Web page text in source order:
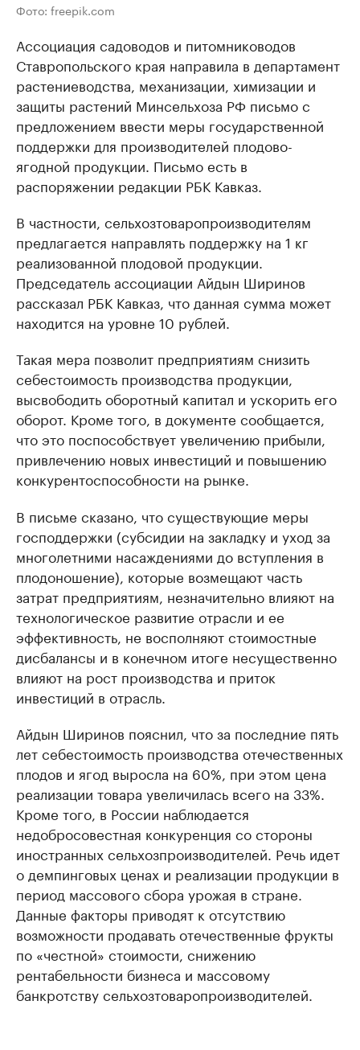
Фото: freepik.com
Ассоциация садоводов и питомниководов
Ставропольского края направила в департамент
растениеводства, механизации, химизации и
защиты растений Минсельхоза РФ письмо с
предложением ввести меры государственной
поддержки для производителей плодово-
ягодной продукции. Письмо есть в
распоряжении редакции РБК Кавказ.
В частности, сельхозтоваропроизводителям
предлагается направлять поддержку на 1 кг
реализованной плодовой продукции.
Председатель ассоциации Айдын Ширинов
рассказал РБК Кавказ, что данная сумма может
находится на уровне 10 рублей.
Такая мера позволит предприятиям снизить
себестоимость производства продукции,
высвободить оборотный капитал и ускорить его
оборот. Кроме того, в документе сообщается,
что это поспособствует увеличению прибыли,
привлечению новых инвестиций и повышению
конкурентоспособности на рынке.
В письме сказано, что существующие меры
господдержки (субсидии на закладку и уход за
многолетними насаждениями до вступления в
плодоношение), которые возмещают часть
затрат предприятиям, незначительно влияют на
технологическое развитие отрасли и ее
эффективность, не восполняют стоимостные
дисбалансы и в конечном итоге несущественно
влияют на рост производства и приток
инвестиций в отрасль.
Айдын Ширинов пояснил, что за последние пять
лет себестоимость производства отечественных
плодов и ягод выросла на 60%, при этом цена
реализации товара увеличилась всего на 33%.
Кроме того, в России наблюдается
недобросовестная конкуренция со стороны
иностранных сельхозпроизводителей. Речь идет
о демпинговых ценах и реализации продукции в
период массового сбора урожая в стране.
Данные факторы приводят к отсутствию
возможности продавать отечественные фрукты
по «честной» стоимости, снижению
рентабельности бизнеса и массовому
банкротству сельхозтоваропроизводителей.